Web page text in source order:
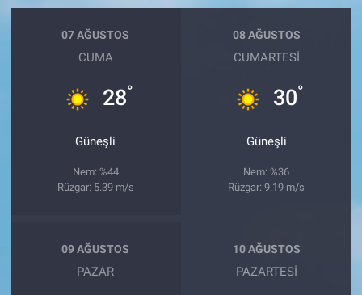
07 AĞUSTOS
CUMA
28°
Güneşli
Nem: %44
Rüzgar: 5.39 m/s
08 AĞUSTOS
CUMARTESI
30°
Güneşli
Nem: %36
Rüzgar: 9.19 m/s
09 AĞUSTOS
PAZAR
10 AĞUSTOS
PAZARTESI